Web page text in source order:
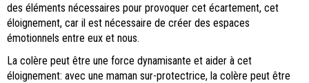
des éléments nécessaires pour provoquer cet écartement, cet
éloignement, car il est nécessaire de créer des espaces
émotionnels entre eux et nous.
La colère peut être une force dynamisante et aider à cet
éloignement: avec une maman sur-protectrice, la colère peut être